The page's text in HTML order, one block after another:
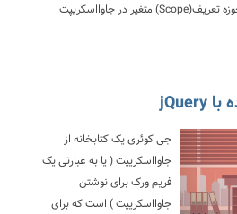
ما باید به طور کامل با موضوع حوزه تعریف(Scope) متغیر در جاوااسکریپت
جی کوئری یک کتابخانه از
جاوااسکریپت ( یا به عبارتی یک
فریم ورک برای نوشتن
جاوااسکریپت ) است که برای